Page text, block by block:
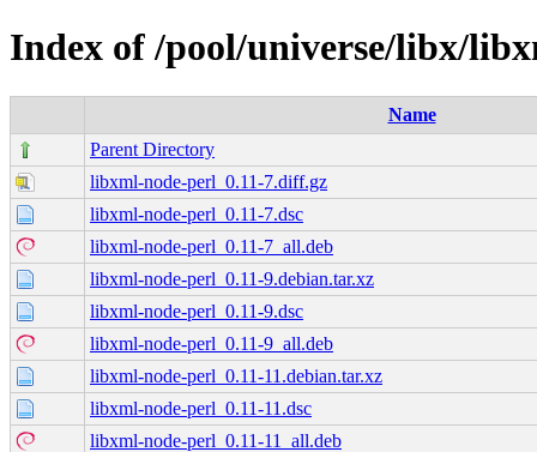
Index of /pool/universe/libx/
Name
Parent Directory
libxml-node-perl_0.11-7.diff.gz
libxml-node-perl_0.11-7.dsc
libxml-node-perl_0.11-7_all.deb
libxml-node-perl_0.11-9.debian.tar.xz
libxml-node-perl_0.11-9.dsc
libxml-node-perl_0.11-9_all.deb
libxml-node-perl_0.11-11.debian.tar.xz
libxml-node-perl_0.11-11.dsc
libxml-node-perl_0.11-11_all.deb